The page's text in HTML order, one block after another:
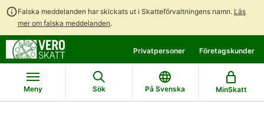
Falska meddelanden har skickats ut i Skatteförvaltningens namn. Läs
mer om falska meddelanden.
direkt
till
innehållet
till
hela
webbplatsens
sökning
Privatpersoner Företagskunder
Meny Sök På Svenska MinSkatt